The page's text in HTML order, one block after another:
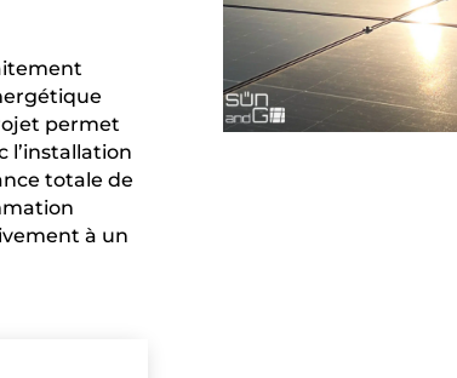
permet
l’installation
totale de
à un